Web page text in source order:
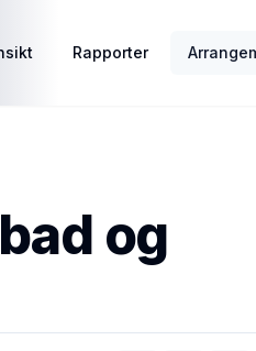
Rapporter
og